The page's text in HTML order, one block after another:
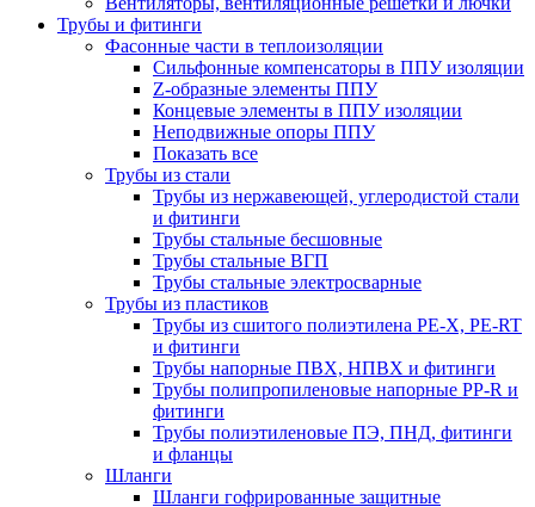
Трубы и фитинги
Фасонные части в теплоизоляции
Cильфонные компенсаторы в ППУ изоляции
Z-образные элементы ППУ
Концевые элементы в ППУ изоляции
Неподвижные опоры ППУ
Показать все
Трубы из стали
Трубы из нержавеющей, углеродистой стали
и фитинги
Трубы стальные бесшовные
Трубы стальные ВГП
Трубы стальные электросварные
Трубы из пластиков
Трубы из сшитого полиэтилена PE-X, PE-RT
и фитинги
Трубы напорные ПВХ, НПВХ и фитинги
Трубы полипропиленовые напорные PP-R и
фитинги
Трубы полиэтиленовые ПЭ, ПНД, фитинги
и фланцы
Шланги
Шланги гофрированные защитные